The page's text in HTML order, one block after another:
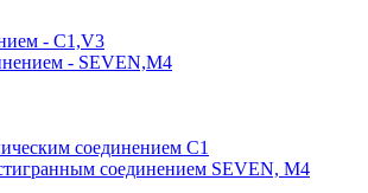
- C1,V3
- SEVEN,M4
соединением С1
соединением SEVEN, М4